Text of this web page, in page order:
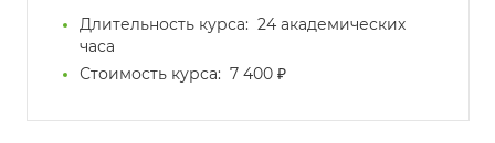
Длительность курса: 24 академических
часа
Стоимость курса: 7 400 ₽